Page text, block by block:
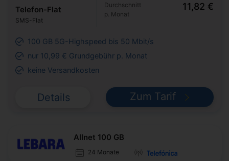
Telefon-Flat
SMS-Flat
Durchschnitt
p. Monat
11,82 €
100 GB 5G-Highspeed bis 50 Mbit/s
nur 10,99 € Grundgebühr p. Monat
keine Versandkosten
Details Zum Tarif
Allnet 100 GB
24 Monate